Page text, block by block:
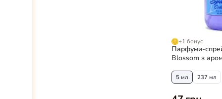
+1 бонус
Парфуми-
Blossom з
5 мл 237 мл